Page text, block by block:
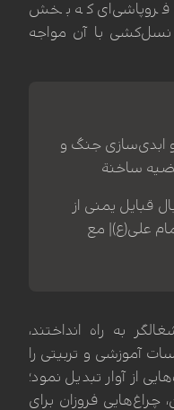
فروپاشی‌ای که بخش
نسل‌کشی با آن مواجه
ابدی‌سازی جنگ و
ساخنة
قبایل یمنی از
علی(ع)| مع
به راه انداختند،
آموزشی و تربیتی را
از آوار تبدیل نمود؛
چراغ‌هایی فروزان برای